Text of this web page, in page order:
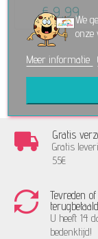
€ 9,99
Gratis
Gratis
55€
Tevreden of
terugbetaald
U heeft 14
bedenktijd!
We
onze
Meer informatie